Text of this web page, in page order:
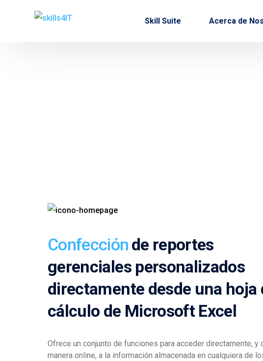
Skill Suite Acerca de
Confección de reportes
gerenciales personalizados
directamente desde una hoja
cálculo de Microsoft Excel
Ofrece un conjunto de funciones para acceder directamente, y
manera online, a la información almacenada en cualquiera de